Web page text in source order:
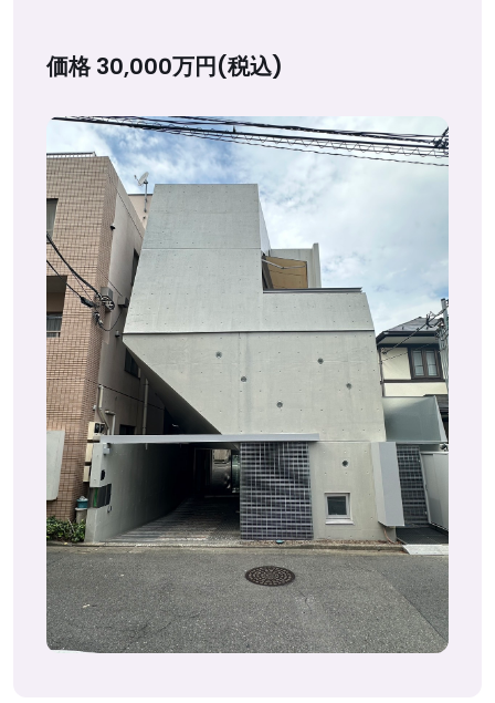
価格 30,000万円(税込)